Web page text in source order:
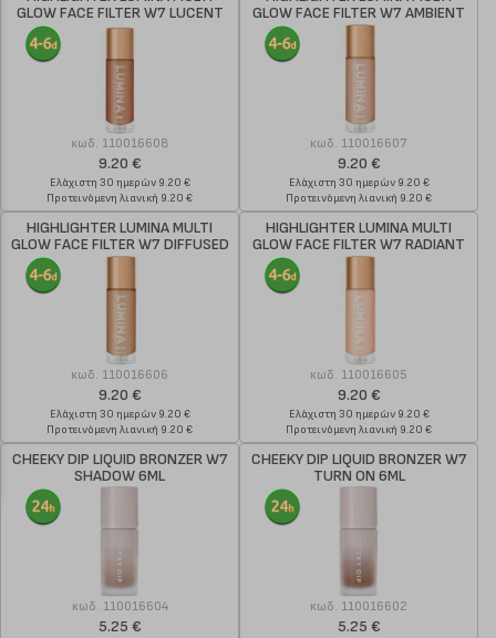
GLOW FACE FILTER W7 LUCENT
33ML
κωδ. 110016608
9.20 €
Ελάχιστη 30 ημερών 9.20 €
Προτεινόμενη λιανική 9.20 €
GLOW FACE FILTER W7 AMBIENT
33ML
κωδ. 110016607
9.20 €
Ελάχιστη 30 ημερών 9.20 €
Προτεινόμενη λιανική 9.20 €
HIGHLIGHTER LUMINA MULTI
GLOW FACE FILTER W7 DIFFUSED
33ML
κωδ. 110016606
9.20 €
Ελάχιστη 30 ημερών 9.20 €
Προτεινόμενη λιανική 9.20 €
HIGHLIGHTER LUMINA MULTI
GLOW FACE FILTER W7 RADIANT
33ML
κωδ. 110016605
9.20 €
Ελάχιστη 30 ημερών 9.20 €
Προτεινόμενη λιανική 9.20 €
CHEEKY DIP LIQUID BRONZER W7
SHADOW 6ML
κωδ. 110016604
5.25 €
CHEEKY DIP LIQUID BRONZER W7
TURN ON 6ML
κωδ. 110016602
5.25 €